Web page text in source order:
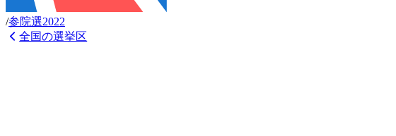
/参院選2022
全国の選挙区